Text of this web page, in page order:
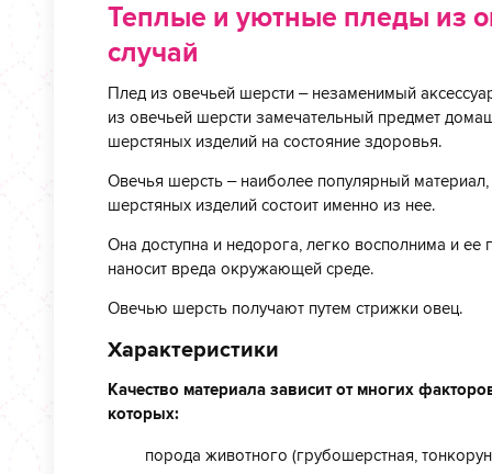
Теплые и уютные пледы из
случай
Плед из овечьей шерсти – незаменимый
из овечьей шерсти замечательный предмет
шерстяных изделий на состояние здоровья.
Овечья шерсть – наиболее популярный
шерстяных изделий состоит именно из нее.
Она доступна и недорога, легко восполнима и ее
наносит вреда окружающей среде.
Овечью шерсть получают путем стрижки овец.
Характеристики
Качество материала зависит от многих
которых:
порода животного (грубошерстная,